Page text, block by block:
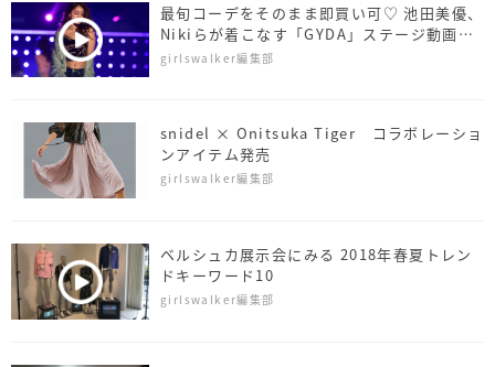
最旬コーデをそのまま即買い可♡ 池田美優、
Nikiらが着こなす「GYDA」ステージ動画を
公開〈TGC2018 A/W〉
girlswalker編集部
snidel × Onitsuka Tiger コラボレーショ
ンアイテム発売
girlswalker編集部
ベルシュカ展示会にみる 2018年春夏トレン
ドキーワード10
girlswalker編集部